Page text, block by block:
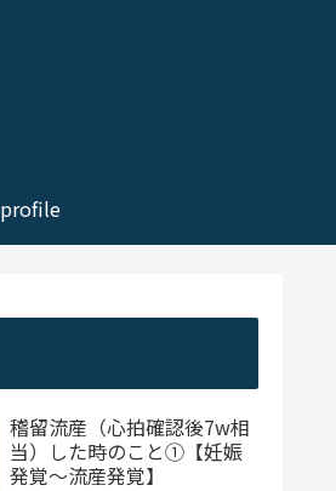
profile
稽留流産（心拍確認後7w相
当）した時のこと①【妊娠
発覚～流産発覚】